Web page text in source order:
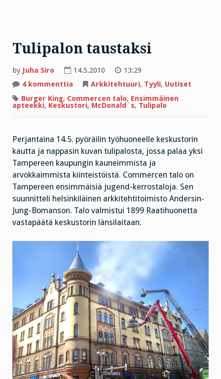
Tulipalon taustaksi
by Juha Siro 14.5.2010
13:29
4 kommenttia artikkeliin
taustaksi
Arkkitehtuuri, Tyyli, Uutiset
Burger King, Commercen talo, Ensimmäinen
apteekki, Keskustori, McDonald´s, Tulipalo
Perjantaina 14.5. pyöräilin työhuoneelle keskustorin
kautta ja nappasin kuvan tulipalosta, jossa palaa yksi
Tampereen kaupungin kauneimmista ja
arvokkaimmista kiinteistöistä. Commercen talo on
Tampereen ensimmäisiä jugend-kerrostaloja. Sen
suunnitteli helsinkiläinen arkkitehtitoimisto Andersin-
Jung-Bomanson. Talo valmistui 1899 Raatihuonetta
vastapäätä keskustorin länsilaitaan.